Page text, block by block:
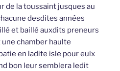
de la toussaint jusques au
desdites années
et baillé auxdits preneurs
chamber haulte
en ladite isle pour eulx
bon leur semblera ledit